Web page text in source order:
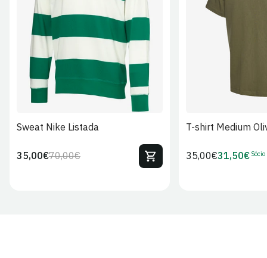
S XL 2XL
Sweat Nike Listada
Preço
70,00€Preço
35,00€
T-shirt Medium
Preço
35,00€Preço
31,50€ Sócio